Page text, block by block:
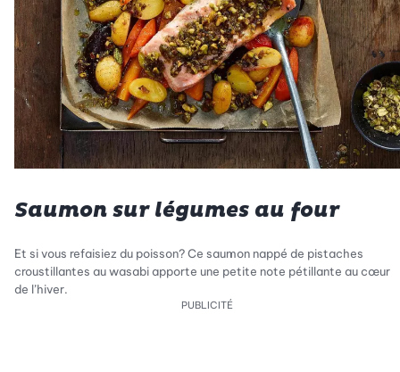
Saumon sur légumes au four
Et si vous refaisiez du poisson? Ce saumon nappé de pistaches
croustillantes au wasabi apporte une petite note pétillante au cœur
de l’hiver.
PUBLICITÉ